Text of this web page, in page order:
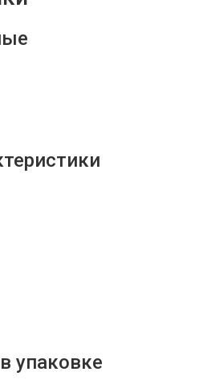
упаковке